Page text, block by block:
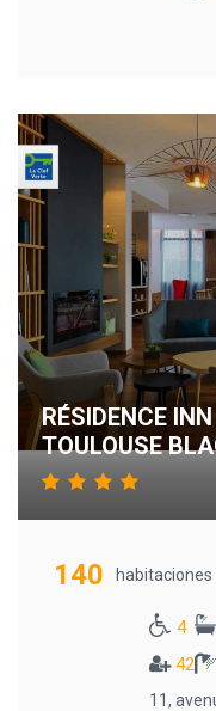
RÉSIDENCE
TOULOUSE
140 habitaciones
4
42
11,